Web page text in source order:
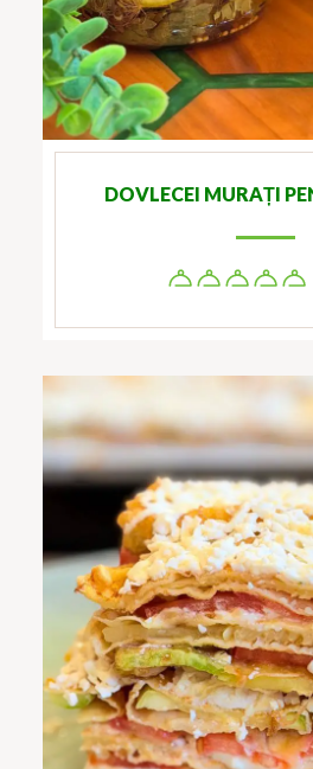
DOVLECEI MURAȚI